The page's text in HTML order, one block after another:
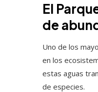
El
de
Uno de los
en los
estas aguas
de especies.